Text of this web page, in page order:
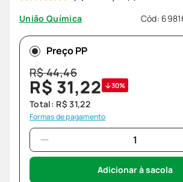
União Química
Cód:
Preço PP
R$44,46
R$ 31,22 30%
Total: R$ 31,22
Formas de pagamento
Adicionar à sacola